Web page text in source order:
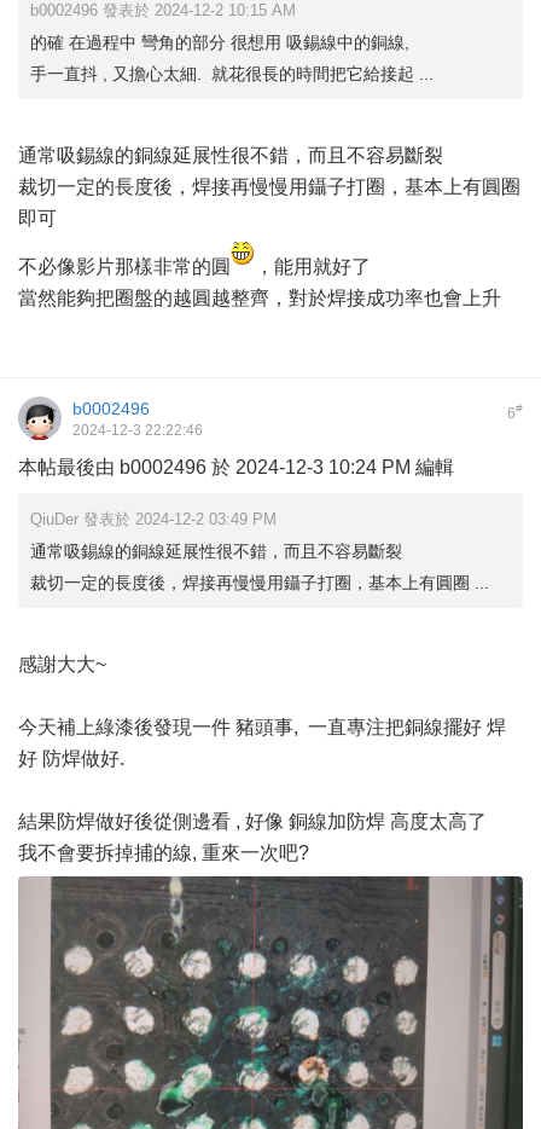
b0002496 發表於 2024-12-2 10:15 AM
的確 在過程中 彎角的部分 很想用 吸錫線中的銅線,
手一直抖 , 又擔心太細. 就花很長的時間把它給接起 ...
通常吸錫線的銅線延展性很不錯，而且不容易斷裂
裁切一定的長度後，焊接再慢慢用鑷子打圈，基本上有圓圈
即可
不必像影片那樣非常的圓
，能用就好了
當然能夠把圈盤的越圓越整齊，對於焊接成功率也會上升
6#
b0002496
2024-12-3 22:22:46
本帖最後由 b0002496 於 2024-12-3 10:24 PM 編輯
QiuDer 發表於 2024-12-2 03:49 PM
通常吸錫線的銅線延展性很不錯，而且不容易斷裂
裁切一定的長度後，焊接再慢慢用鑷子打圈，基本上有圓圈 ...
感謝大大~
今天補上綠漆後發現一件 豬頭事, 一直專注把銅線擺好 焊
好 防焊做好.
結果防焊做好後從側邊看 , 好像 銅線加防焊 高度太高了
我不會要拆掉捕的線, 重來一次吧?